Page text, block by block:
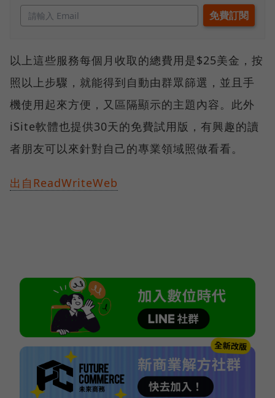
以上這些服務每個月收取的總費用是$25美金，按
照以上步驟，就能得到自動由群眾篩選，並且手
機使用起來方便，又區隔顯示的主題內容。此外
iSite軟體也提供30天的免費試用版，有興趣的讀
者朋友可以來針對自己的專業領域照做看看。
出自ReadWriteWeb